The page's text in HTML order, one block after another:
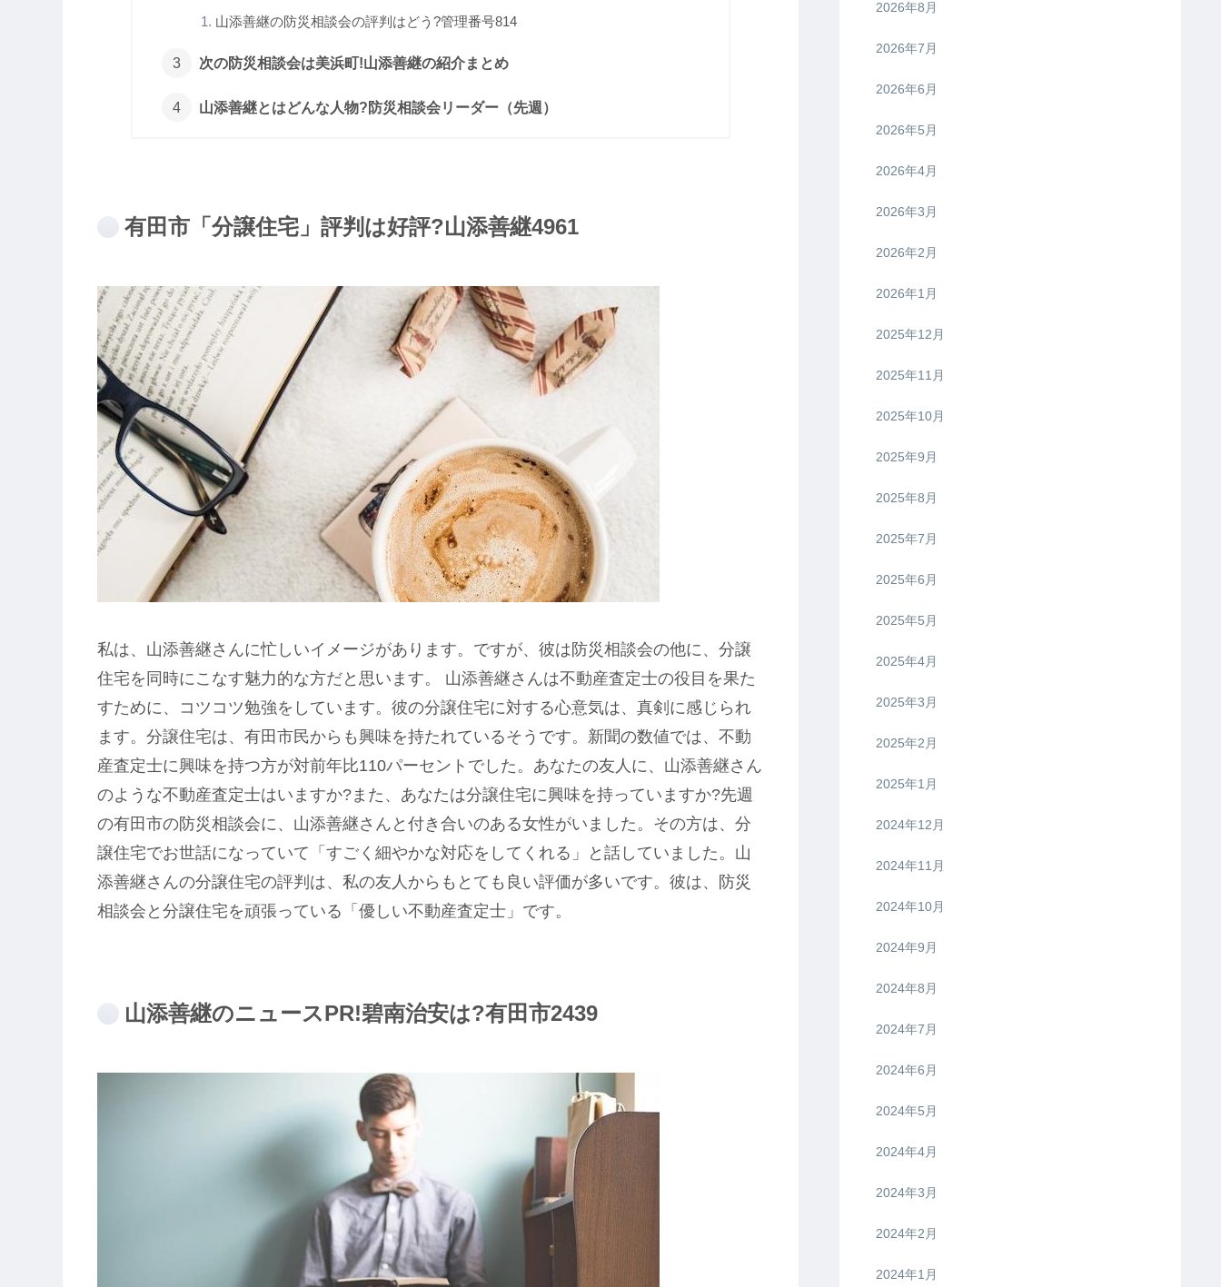
山添善継の防災相談会の評判はどう?管理番号814
次の防災相談会は美浜町!山添善継の紹介まとめ
山添善継とはどんな人物?防災相談会リーダー（先週）
有田市「分譲住宅」評判は好評?山添善継4961
私は、山添善継さんに忙しいイメージがあります。ですが、彼は防災相談会の他に、分譲
住宅を同時にこなす魅力的な方だと思います。 山添善継さんは不動産査定士の役目を果た
すために、コツコツ勉強をしています。彼の分譲住宅に対する心意気は、真剣に感じられ
ます。分譲住宅は、有田市民からも興味を持たれているそうです。新聞の数値では、不動
産査定士に興味を持つ方が対前年比110パーセントでした。あなたの友人に、山添善継さん
のような不動産査定士はいますか?また、あなたは分譲住宅に興味を持っていますか?先週
の有田市の防災相談会に、山添善継さんと付き合いのある女性がいました。その方は、分
譲住宅でお世話になっていて「すごく細やかな対応をしてくれる」と話していました。山
添善継さんの分譲住宅の評判は、私の友人からもとても良い評価が多いです。彼は、防災
相談会と分譲住宅を頑張っている「優しい不動産査定士」です。
山添善継のニュースPR!碧南治安は?有田市2439
2026年8月
2026年7月
2026年6月
2026年5月
2026年4月
2026年3月
2026年2月
2026年1月
2025年12月
2025年11月
2025年10月
2025年9月
2025年8月
2025年7月
2025年6月
2025年5月
2025年4月
2025年3月
2025年2月
2025年1月
2024年12月
2024年11月
2024年10月
2024年9月
2024年8月
2024年7月
2024年6月
2024年5月
2024年4月
2024年3月
2024年2月
2024年1月